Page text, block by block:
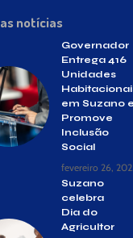
notícias
Governador
Entrega 416
Unidades
em Suzano
Promove
Inclusão
Social
fevereiro 26,
Suzano
celebra
Dia do
Agricultor